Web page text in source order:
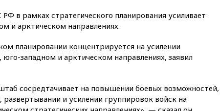
09:47Два ребенка ранены в
ходе атаки БПЛА на Белгород
сбито 153 украинских БПЛА
08:50Состояние здоровья
OpenAI приостановила
выпуск модели Astra и-за
потенциальных рисков
в рамках стратегического планирования усиливает
и арктическом направлениях.
планировании концентрируется на усилении
западном и арктическом направлениях, заявил
сосредтачивает на повышении боевых возможностей,
и усилении группировок войск на